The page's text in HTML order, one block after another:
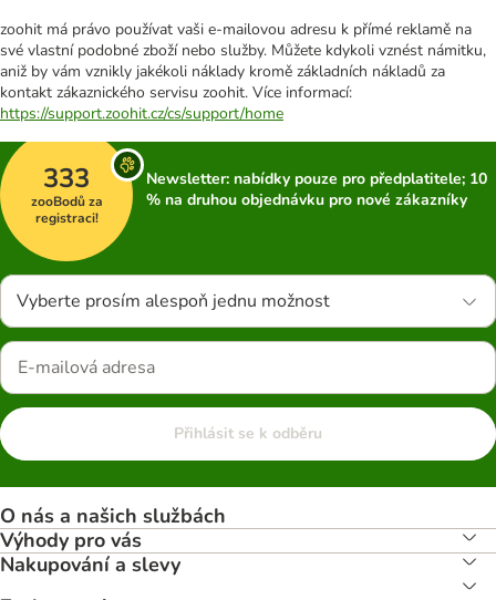
zoohit má právo používat vaši e-mailovou adresu k přímé reklamě na
své vlastní podobné zboží nebo služby. Můžete kdykoli vznést námitku,
aniž by vám vznikly jakékoli náklady kromě základních nákladů za
kontakt zákaznického servisu zoohit. Více informací:
https://support.zoohit.cz/cs/support/home
333
zooBodů za
registraci!
Newsletter: nabídky pouze pro předplatitele; 10
% na druhou objednávku pro nové zákazníky
Vyberte prosím alespoň jednu možnost
Přihlásit se k odběru
O nás a našich službách
Výhody pro vás
Nakupování a slevy